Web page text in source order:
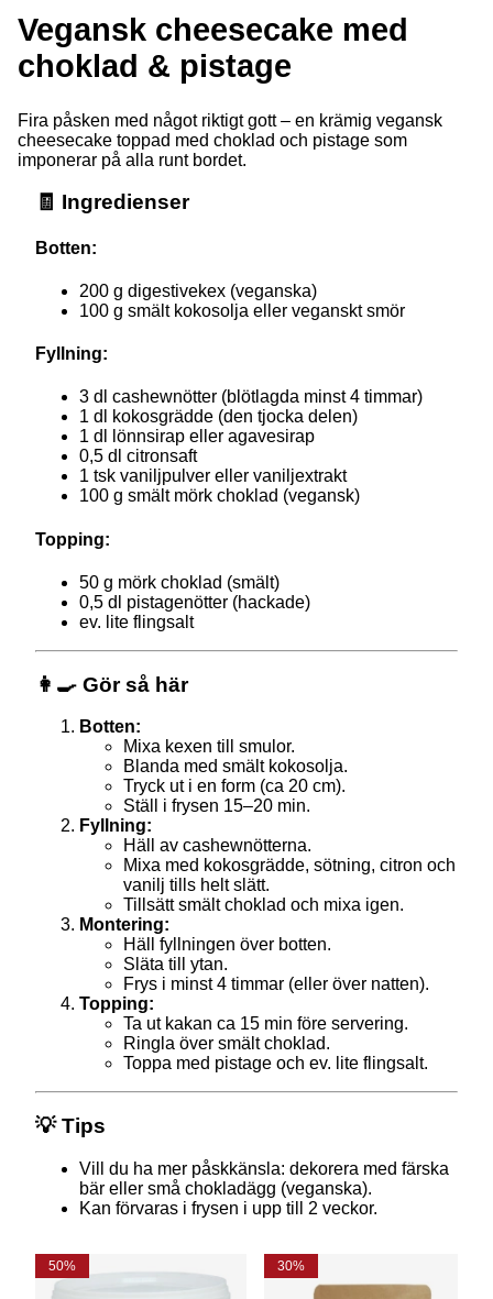
Vegansk cheesecake med
choklad & pistage
Fira påsken med något riktigt gott – en krämig vegansk
cheesecake toppad med choklad och pistage som
imponerar på alla runt bordet.
🧾 Ingredienser
Botten:
200 g digestivekex (veganska)
100 g smält kokosolja eller veganskt smör
Fyllning:
3 dl cashewnötter (blötlagda minst 4 timmar)
1 dl kokosgrädde (den tjocka delen)
1 dl lönnsirap eller agavesirap
0,5 dl citronsaft
1 tsk vaniljpulver eller vaniljextrakt
100 g smält mörk choklad (vegansk)
Topping:
50 g mörk choklad (smält)
0,5 dl pistagenötter (hackade)
ev. lite flingsalt
👩‍🍳 Gör så här
Botten:
Mixa kexen till smulor.
Blanda med smält kokosolja.
Tryck ut i en form (ca 20 cm).
Ställ i frysen 15–20 min.
Fyllning:
Häll av cashewnötterna.
Mixa med kokosgrädde, sötning, citron och
vanilj tills helt slätt.
Tillsätt smält choklad och mixa igen.
Montering:
Häll fyllningen över botten.
Släta till ytan.
Frys i minst 4 timmar (eller över natten).
Topping:
Ta ut kakan ca 15 min före servering.
Ringla över smält choklad.
Toppa med pistage och ev. lite flingsalt.
💡 Tips
Vill du ha mer påskkänsla: dekorera med färska
bär eller små chokladägg (veganska).
Kan förvaras i frysen i upp till 2 veckor.
50% 30%